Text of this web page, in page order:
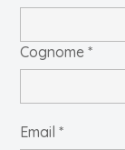
Cognome *
Email *